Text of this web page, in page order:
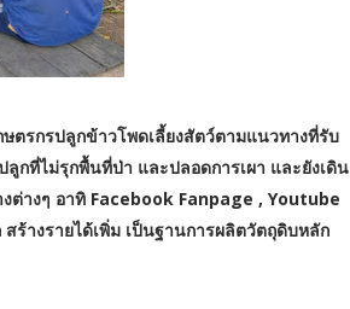
รกรปลูกข้าวโพดเลี้ยงสัตว์ตามแนวทางที่รับ
กที่ไม่รุกพื้นที่ป่า และปลอดการเผา และยังเดิน
ต่างๆ อาทิ Facebook Fanpage , Youtube
ร้างรายได้เพิ่ม เป็นฐานการผลิตวัตถุดิบหลัก